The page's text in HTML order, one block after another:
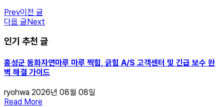
Prev이전 글
다음 글Next
인기 추천 글
홍성군 동화자연마루 마루 찍힘, 긁힘 A/S 고객센터 및 긴급 보수 완
벽 해결 가이드
ryohwa 2026년 08월 08일
Read More